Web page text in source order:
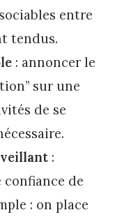
entre
tendus.
: annoncer le
sur une
de se
:
confiance de
: on place